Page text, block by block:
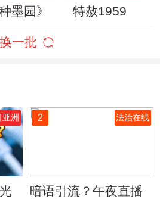
种墨园》 特赦1959
换一批
亚洲 2 法治在线
暗语引流？午夜直播